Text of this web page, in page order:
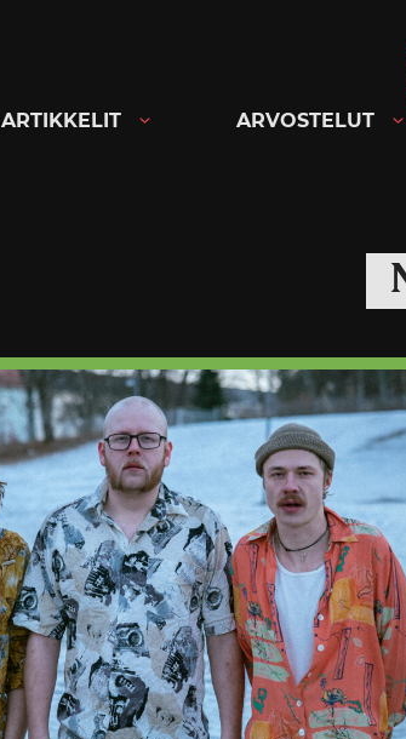
ARTIKKELIT ARVOSTELUT